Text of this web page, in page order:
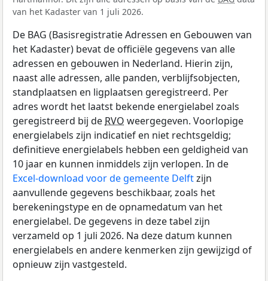
van het Kadaster van 1 juli 2026.
De BAG (Basisregistratie Adressen en Gebouwen van
het Kadaster) bevat de officiële gegevens van alle
adressen en gebouwen in Nederland. Hierin zijn,
naast alle adressen, alle panden, verblijfsobjecten,
standplaatsen en ligplaatsen geregistreerd. Per
adres wordt het laatst bekende energielabel zoals
geregistreerd bij de RVO weergegeven. Voorlopige
energielabels zijn indicatief en niet rechtsgeldig;
definitieve energielabels hebben een geldigheid van
10 jaar en kunnen inmiddels zijn verlopen. In de
Excel-download voor de gemeente Delftzijn
aanvullende gegevens beschikbaar, zoals het
berekeningstype en de opnamedatum van het
energielabel. De gegevens in deze tabel zijn
verzameld op 1 juli 2026. Na deze datum kunnen
energielabels en andere kenmerken zijn gewijzigd of
opnieuw zijn vastgesteld.